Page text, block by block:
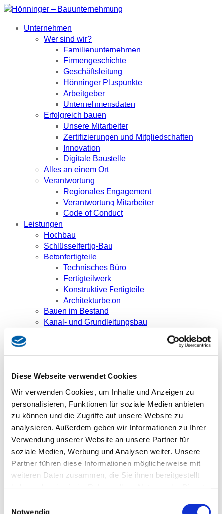
Diese Webseite verwendet Cookies
Wir verwenden Cookies, um Inhalte und Anzeigen zu
personalisieren, Funktionen für soziale Medien anbieten
zu können und die Zugriffe auf unsere Website zu
analysieren. Außerdem geben wir Informationen zu Ihrer
Verwendung unserer Website an unsere Partner für
soziale Medien, Werbung und Analysen weiter. Unsere
Partner führen diese Informationen möglicherweise mit
weiteren Daten zusammen, die Sie ihnen bereitgestellt
Notwendig
Unternehmen
Wer sind wir?
Familienunternehmen
Firmengeschichte
Geschäftsleitung
Hönninger Pluspunkte
Arbeitgeber
Unternehmensdaten
Erfolgreich bauen
Unsere Mitarbeiter
Zertifizierungen und Mitgliedschaften
Innovation
Digitale Baustelle
Alles an einem Ort
Verantwortung
Regionales Engagement
Verantwortung Mitarbeiter
Code of Conduct
Leistungen
Hochbau
Schlüsselfertig-Bau
Betonfertigteile
Technisches Büro
Fertigteilwerk
Konstruktive Fertigteile
Architekturbeton
Bauen im Bestand
Kanal- und Grundleitungsbau
Grundstücksankauf und -entwicklung
Wir als Arbeitgeber
Stellenangebote
Berufserfahrene
Studenten
Schüler
Ansprechpartner
Referenzen
Hochbau
Schlüsselfertig-Bau
Betonfertigteile
Kanalbau